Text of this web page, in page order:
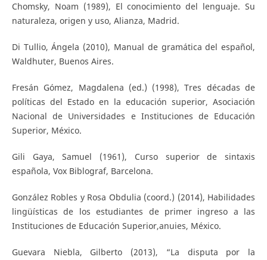
Chomsky, Noam (1989), El conocimiento del lenguaje. Su
naturaleza, origen y uso, Alianza, Madrid.
Di Tullio, Ángela (2010), Manual de gramática del español,
Waldhuter, Buenos Aires.
Fresán Gómez, Magdalena (ed.) (1998), Tres décadas de
políticas del Estado en la educación superior, Asociación
Nacional de Universidades e Instituciones de Educación
Superior, México.
Gili Gaya, Samuel (1961), Curso superior de sintaxis
española, Vox Biblograf, Barcelona.
González Robles y Rosa Obdulia (coord.) (2014), Habilidades
lingüísticas de los estudiantes de primer ingreso a las
Instituciones de Educación Superior,anuies, México.
Guevara Niebla, Gilberto (2013), “La disputa por la